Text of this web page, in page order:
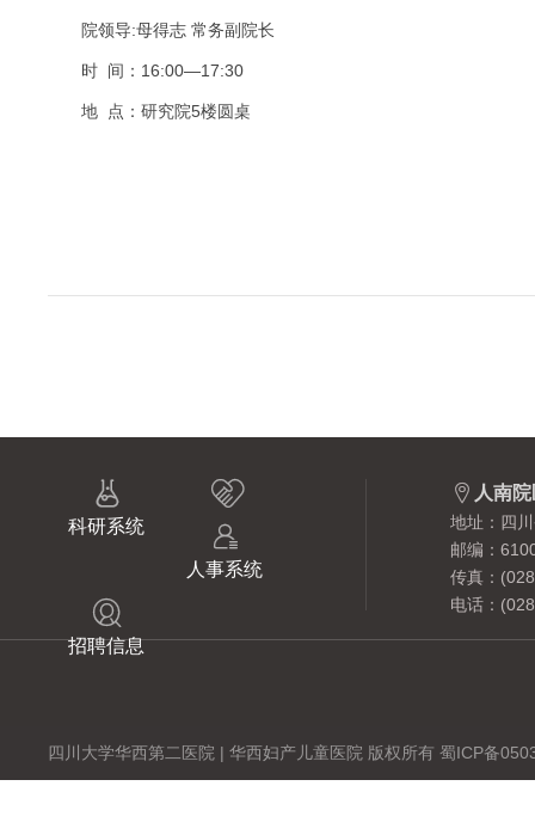
院领导:母得志 常务副院长
时 间：16:00—17:30
地 点：研究院5楼圆桌

科研系统


人事系统

招聘信息
 人南
地址：四
邮编：
传真：
电话：
四川大学华西第二医院 | 华西妇产儿童医院 版权所有 蜀ICP备